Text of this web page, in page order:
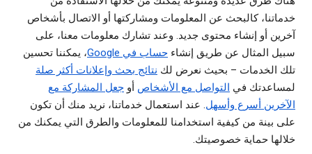
خدماتنا، كالبحث عن المعلومات ومشاركتها أو الاتصال بأشخاص
آخرين أو إنشاء محتوى جديد. وعند تشارك معلومات معنا، على
سبيل المثال عن طريق إنشاء حساب في Google
، يمكننا تحسين
تلك الخدمات – بحيث نعرض لك نتائج بحث وإعلانات أكثر صلة
لمساعدتك في التواصل مع الأشخاص أو جعل المشاركة مع
الآخرين أسرع وأسهل. عند استعمال خدماتنا، نريد منك أن تكون
على بينة من كيفية استخدامنا للمعلومات والطرق التي يمكنك من
خلالها حماية خصوصيتك.